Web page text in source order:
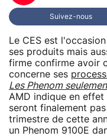
Suivez-nous
Le CES est
ses produits mais
firme confirme avoir
concerne ses
Les Phenom
AMD indique en
seront finalement
trimestre de cette
un Phenom 9100E